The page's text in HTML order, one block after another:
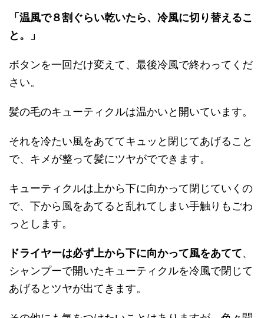
「温風で８割ぐらい乾いたら、冷風に切り替えるこ
と。」
ボタンを一回だけ変えて、最後冷風で終わってくだ
さい。
髪の毛のキューティクルは温かいと開いています。
それを冷たい風をあててキュッと閉じてあげること
で、キメが整って髪にツヤがでできます。
キューティクルは上から下に向かって閉じていくの
で、下から風をあてると乱れてしまい手触りもごわ
っとします。
ドライヤーは必ず上から下に向かって風をあてて、
シャンプーで開いたキューティクルを冷風で閉じて
あげるとツヤが出てきます。